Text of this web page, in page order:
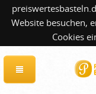
Website besuchen,
Cookies